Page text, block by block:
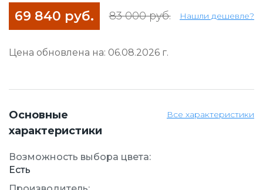
69 840 руб. 83 000 руб. Нашли дешевле?
Цена обновлена на: 06.08.2026 г.
Основные
характеристики
Все характеристики
Возможность выбора цвета:
Есть